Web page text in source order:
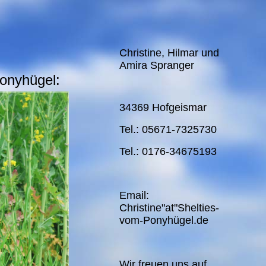
Christine, Hilmar und
Amira Spranger
34369 Hofgeismar
Tel.: 05671-7325730
Tel.: 0176-34675193
Email:
Christine"at"Shelties-
vom-Ponyhügel.de